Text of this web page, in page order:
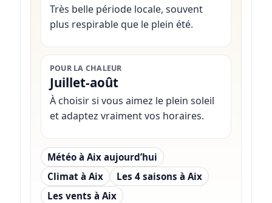
Très belle période locale, souvent
plus respirable que le plein été.
POUR LA CHALEUR
Juillet-août
À choisir si vous aimez le plein soleil
et adaptez vraiment vos horaires.
Météo à Aix aujourd’hui
Climat à Aix
Les 4 saisons à Aix
Les vents à Aix